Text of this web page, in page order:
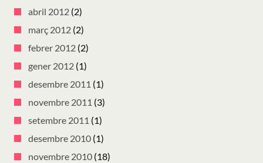
abril 2012 (2)
març 2012 (2)
febrer 2012 (2)
gener 2012 (1)
desembre 2011 (1)
novembre 2011 (3)
setembre 2011 (1)
desembre 2010 (1)
novembre 2010 (18)